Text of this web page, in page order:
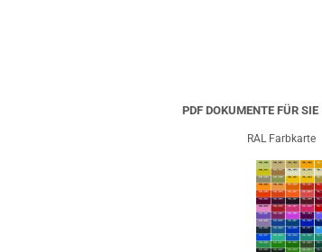
PDF DOKUMENTE FÜR SIE
RAL Farbkarte